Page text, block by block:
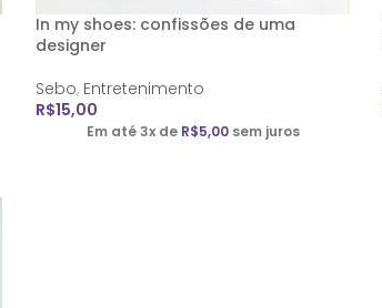
In my shoes: confissões de uma
designer
Sebo, Entretenimento
R$15,00
Em até 3x de R$5,00 sem juros